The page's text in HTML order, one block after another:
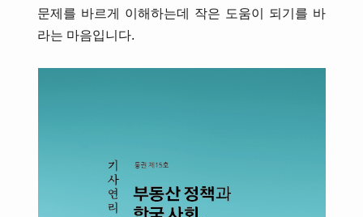
문제를 바르게 이해하는데 작은 도움이 되기를 바
라는 마음입니다.